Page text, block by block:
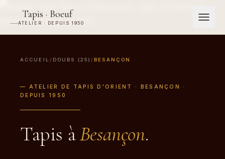
Tapis · Boeuf
ATELIER · DEPUIS 1950
ACCUEIL / DOUBS (25) / BESANÇON
— ATELIER DE TAPIS D'ORIENT · BESANÇON ·
DEPUIS 1950
Tapis àBesançon.